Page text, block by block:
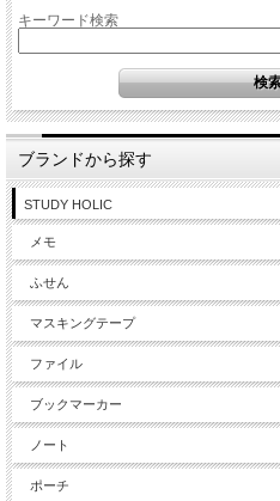
キーワード検索
ブランドから探す
STUDY HOLIC
メモ
ふせん
マスキングテープ
ファイル
ブックマーカー
ノート
ポーチ